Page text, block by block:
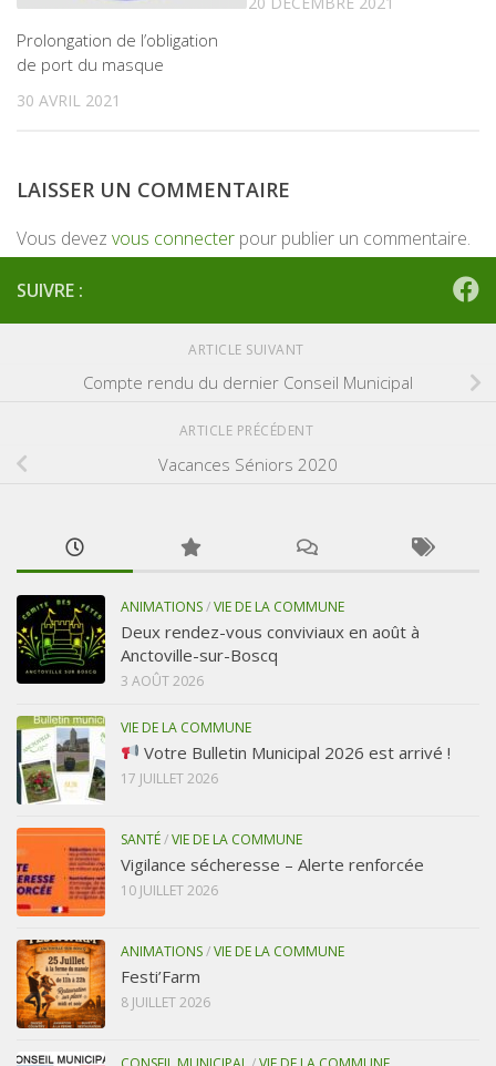
Prolongation de l’obligation
de port du masque
30 AVRIL 2021
LAISSER UN COMMENTAIRE
Vous devez vous connecter pour publier un commentaire.
SUIVRE :
ARTICLE SUIVANT
Compte rendu du dernier Conseil Municipal
ARTICLE PRÉCÉDENT
Vacances Séniors 2020
ANIMATIONS/VIE DE LA COMMUNE
Deux rendez-vous conviviaux en août à
Anctoville-sur-Boscq
3 AOÛT 2026
VIE DE LA COMMUNE
Votre Bulletin Municipal 2026 est arrivé !
17 JUILLET 2026
SANTÉ/VIE DE LA COMMUNE
Vigilance sécheresse – Alerte renforcée
10 JUILLET 2026
ANIMATIONS/VIE DE LA COMMUNE
Festi’Farm
8 JUILLET 2026